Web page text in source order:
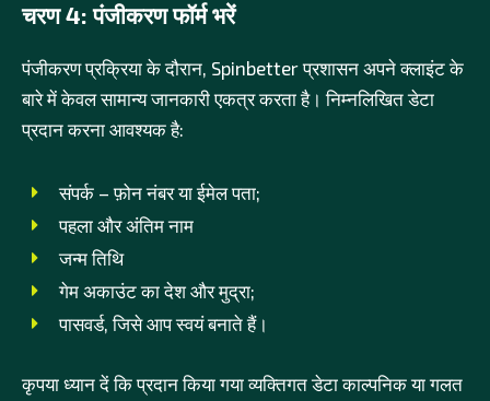
चरण 4: पंजीकरण फॉर्म भरें
पंजीकरण प्रक्रिया के दौरान, Spinbetter प्रशासन अपने क्लाइंट के
बारे में केवल सामान्य जानकारी एकत्र करता है। निम्नलिखित डेटा
प्रदान करना आवश्यक है:
संपर्क – फ़ोन नंबर या ईमेल पता;
पहला और अंतिम नाम
जन्म तिथि
गेम अकाउंट का देश और मुद्रा;
पासवर्ड, जिसे आप स्वयं बनाते हैं।
कृपया ध्यान दें कि प्रदान किया गया व्यक्तिगत डेटा काल्पनिक या गलत